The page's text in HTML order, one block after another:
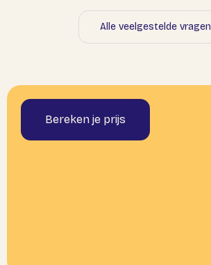
Alle veelgestelde vragen
Bereken je prijs